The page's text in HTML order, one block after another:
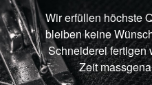
Wir erfüllen höchste
bleiben keine
Schneiderei fertigen
Zeit